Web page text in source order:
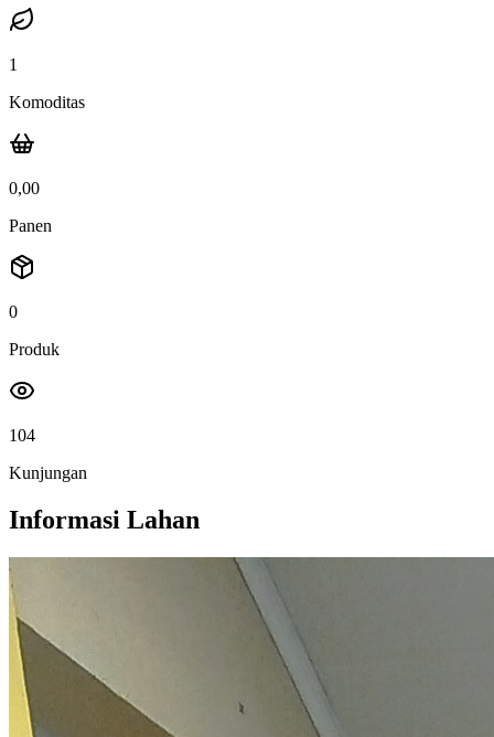
1
Komoditas
0,00
Panen
0
Produk
104
Kunjungan
Informasi Lahan